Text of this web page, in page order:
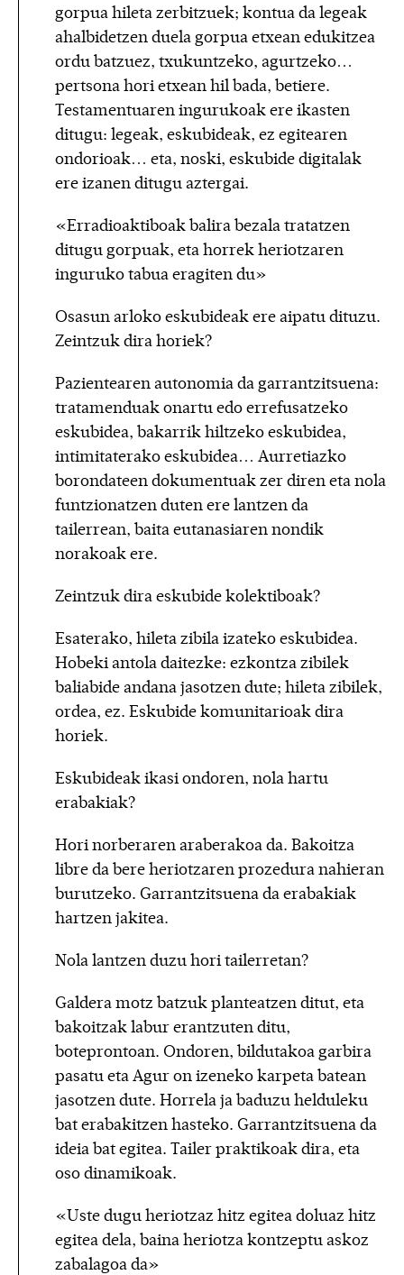
gorpua hileta zerbitzuek; kontua da legeak
ahalbidetzen duela gorpua etxean edukitzea
ordu batzuez, txukuntzeko, agurtzeko…
pertsona hori etxean hil bada, betiere.
Testamentuaren ingurukoak ere ikasten
ditugu: legeak, eskubideak, ez egitearen
ondorioak… eta, noski, eskubide digitalak
ere izanen ditugu aztergai.
«Erradioaktiboak balira bezala tratatzen
ditugu gorpuak, eta horrek heriotzaren
inguruko tabua eragiten du»
Osasun arloko eskubideak ere aipatu dituzu.
Zeintzuk dira horiek?
Pazientearen autonomia da garrantzitsuena:
tratamenduak onartu edo errefusatzeko
eskubidea, bakarrik hiltzeko eskubidea,
intimitaterako eskubidea… Aurretiazko
borondateen dokumentuak zer diren eta nola
funtzionatzen duten ere lantzen da
tailerrean, baita eutanasiaren nondik
norakoak ere.
Zeintzuk dira eskubide kolektiboak?
Esaterako, hileta zibila izateko eskubidea.
Hobeki antola daitezke: ezkontza zibilek
baliabide andana jasotzen dute; hileta zibilek,
ordea, ez. Eskubide komunitarioak dira
horiek.
Eskubideak ikasi ondoren, nola hartu
erabakiak?
Hori norberaren araberakoa da. Bakoitza
libre da bere heriotzaren prozedura nahieran
burutzeko. Garrantzitsuena da erabakiak
hartzen jakitea.
Nola lantzen duzu hori tailerretan?
Galdera motz batzuk planteatzen ditut, eta
bakoitzak labur erantzuten ditu,
boteprontoan. Ondoren, bildutakoa garbira
pasatu eta Agur on izeneko karpeta batean
jasotzen dute. Horrela ja baduzu helduleku
bat erabakitzen hasteko. Garrantzitsuena da
ideia bat egitea. Tailer praktikoak dira, eta
oso dinamikoak.
«Uste dugu heriotzaz hitz egitea doluaz hitz
egitea dela, baina heriotza kontzeptu askoz
zabalagoa da»